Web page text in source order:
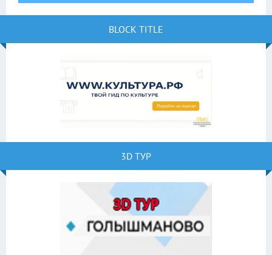
BLOCK TITLE
3D ТУР